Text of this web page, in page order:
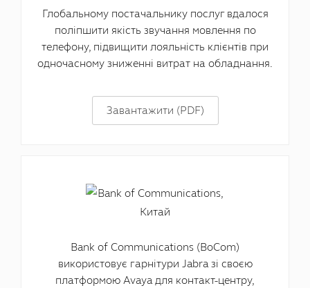
Глобальному постачальнику послуг вдалося
поліпшити якість звучання мовлення по
телефону, підвищити лояльність клієнтів при
одночасному зниженні витрат на обладнання.
Завантажити (PDF)
Bank of Communications (BoCom)
використовує гарнітури Jabra зі своєю
платформою Avaya для контакт-центру,